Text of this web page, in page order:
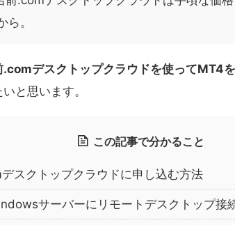
ら。
.comデスクトップクラウドを使ってMT4
と思います。
この記事で分かること
スクトップクラウドに申し込む方法
サーバーにリモートデスクトップ接